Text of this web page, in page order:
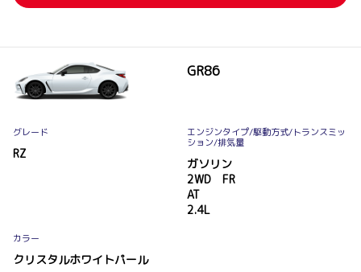
GR86
グレード
RZ
エンジンタイプ/駆動方式/トランスミッ
ション/排気量
ガソリン
2WD FR
AT
2.4L
カラー
クリスタルホワイトパール